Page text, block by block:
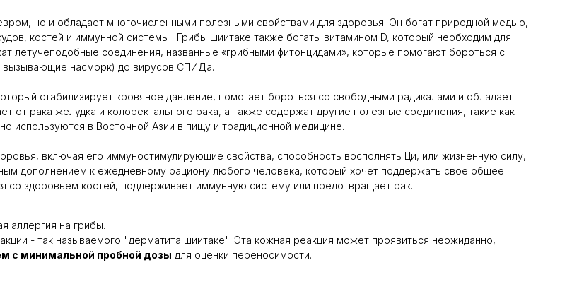
но и обладает многочисленными полезными свойствами для здоровья. Он богат природной медью,
костей и иммунной системы . Грибы шиитаке также богаты витамином D, который необходим для
летучеподобные соединения, названные «грибными фитонцидами», которые помогают бороться с
вызывающие насморк) до вирусов СПИДа.
стабилизирует кровяное давление, помогает бороться со свободными радикалами и обладает
от рака желудка и колоректального рака, а также содержат другие полезные соединения, такие как
используются в Восточной Азии в пищу и традиционной медицине.
включая его иммуностимулирующие свойства, способность восполнять Ци, или жизненную силу,
дополнением к ежедневному рациону любого человека, который хочет поддержать свое общее
со здоровьем костей, поддерживает иммунную систему или предотвращает рак.
аллергия на грибы.
- так называемого "дерматита шиитаке". Эта кожная реакция может проявиться неожиданно,
с минимальной пробной дозы для оценки переносимости.